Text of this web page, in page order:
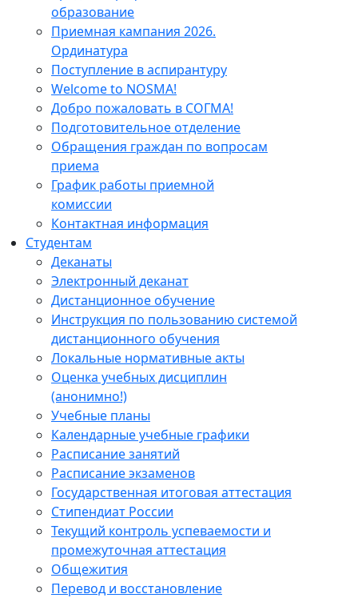
образование
Приемная кампания 2026.
Ординатура
Поступление в аспирантуру
Welcome to NOSMA!
Добро пожаловать в СОГМА!
Подготовительное отделение
Обращения граждан по вопросам
приема
График работы приемной
комиссии
Контактная информация
Студентам
Деканаты
Электронный деканат
Дистанционное обучение
Инструкция по пользованию системой
дистанционного обучения
Локальные нормативные акты
Оценка учебных дисциплин
(анонимно!)
Учебные планы
Календарные учебные графики
Расписание занятий
Расписание экзаменов
Государственная итоговая аттестация
Стипендиат России
Текущий контроль успеваемости и
промежуточная аттестация
Общежития
Перевод и восстановление